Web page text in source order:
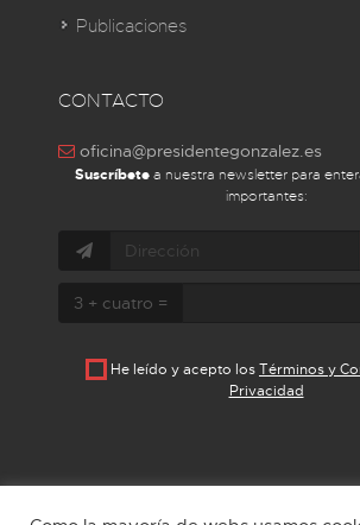
Publicaciones
CONTACTO
oficina@presidentegonzalez.es
Suscríbetea nuestra newsletter para
importantes:
3 + cuatro =
He leído y acepto losTérminos y
Privacidad